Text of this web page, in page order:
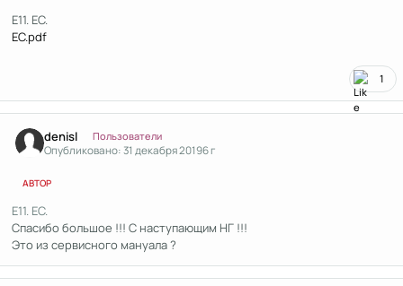
E11. EC.
EC.pdf
1
denisl Пользователи
Опубликовано:31 декабря 20196 г
АВТОР
E11. EC.
Спасибо большое !!! С наступающим НГ !!!
Это из сервисного мануала ?